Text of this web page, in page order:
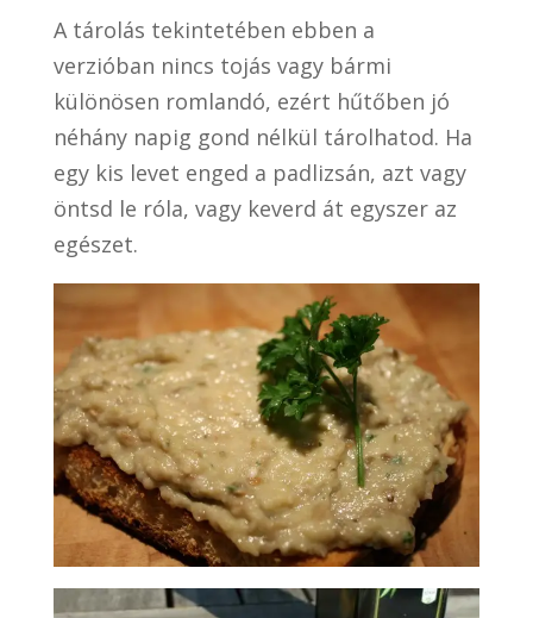
A tárolás tekintetében ebben a
verzióban nincs tojás vagy bármi
különösen romlandó, ezért hűtőben jó
néhány napig gond nélkül tárolhatod. Ha
egy kis levet enged a padlizsán, azt vagy
öntsd le róla, vagy keverd át egyszer az
egészet.